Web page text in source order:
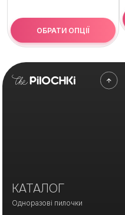
ОБРАТИ ОПЦІЇ
КАТАЛОГ
Одноразові пилочки